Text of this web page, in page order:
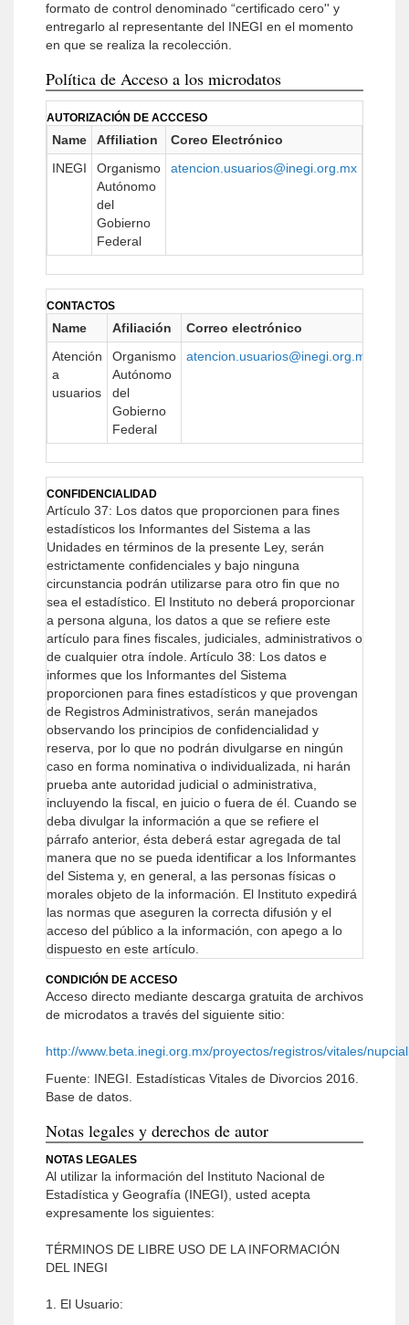
formato de control denominado “certificado cero'' y
entregarlo al representante del INEGI en el momento
en que se realiza la recolección.
Política de Acceso a los microdatos
AUTORIZACIÓN DE ACCCESO
Name Affiliation Coreo Electrónico
INEGI
Organismo
Autónomo
del
Gobierno
Federal
atencion.usuarios@inegi.org.mx
CONTACTOS
Name Afiliación Correo electrónico
Atención
a
usuarios
Organismo
Autónomo
del
Gobierno
Federal
atencion.usuarios@inegi.org.mx
CONFIDENCIALIDAD
Artículo 37: Los datos que proporcionen para fines
estadísticos los Informantes del Sistema a las
Unidades en términos de la presente Ley, serán
estrictamente confidenciales y bajo ninguna
circunstancia podrán utilizarse para otro fin que no
sea el estadístico. El Instituto no deberá proporcionar
a persona alguna, los datos a que se refiere este
artículo para fines fiscales, judiciales, administrativos o
de cualquier otra índole. Artículo 38: Los datos e
informes que los Informantes del Sistema
proporcionen para fines estadísticos y que provengan
de Registros Administrativos, serán manejados
observando los principios de confidencialidad y
reserva, por lo que no podrán divulgarse en ningún
caso en forma nominativa o individualizada, ni harán
prueba ante autoridad judicial o administrativa,
incluyendo la fiscal, en juicio o fuera de él. Cuando se
deba divulgar la información a que se refiere el
párrafo anterior, ésta deberá estar agregada de tal
manera que no se pueda identificar a los Informantes
del Sistema y, en general, a las personas físicas o
morales objeto de la información.
El Instituto expedirá
las normas que aseguren la correcta difusión y el
acceso del público a la información, con apego a lo
dispuesto en este artículo.
CONDICIÓN DE ACCESO
Acceso directo mediante descarga gratuita de archivos
de microdatos a través del siguiente sitio:
http://www.beta.inegi.org.mx/proyectos/registros/vitales/
Fuente: INEGI. Estadísticas Vitales de Divorcios 2016.
Base de datos.
Notas legales y derechos de autor
NOTAS LEGALES
Al utilizar la información del Instituto Nacional de
Estadística y Geografía (INEGI), usted acepta
expresamente los siguientes:
TÉRMINOS DE LIBRE USO DE LA INFORMACIÓN
DEL INEGI
1. El Usuario: